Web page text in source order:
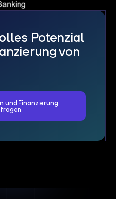
Potenzial
von
und Finanzierung